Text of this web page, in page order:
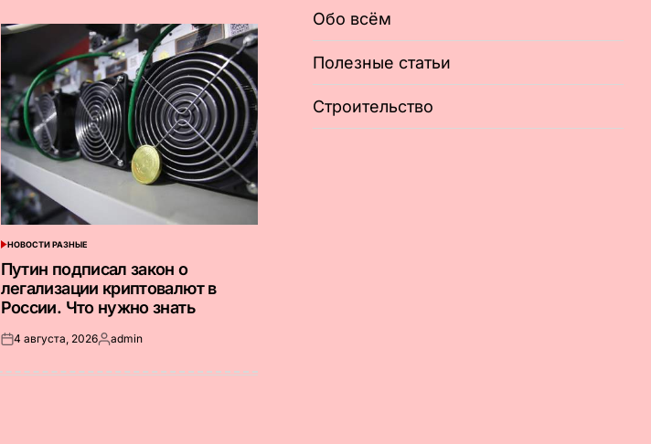
ОПУБЛИКОВАНО
В
НОВОСТИ РАЗНЫЕ
Путин подписал закон о
легализации криптовалют в
России. Что нужно знать
Опубликовано
4 августа, 2026Запись
admin
Обо всём
Полезные статьи
Строительство